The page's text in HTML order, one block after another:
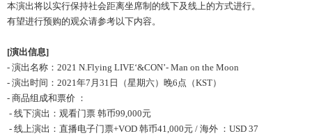
本演出将以实行保持社会距离坐席制的线下及线上的方式进行。
有望进行预购的观众请参考以下内容。
[演出信息]
- 演出名称：2021 N.Flying LIVE‘&CON’- Man on the Moon
- 演出时间：2021年7月31日（星期六）晚6点（KST）
- 商品组成和票价 ：
- 线下演出：观看门票 韩币99,000元
- 线上演出：直播电子门票+VOD 韩币41,000元 / 海外 ：USD 37